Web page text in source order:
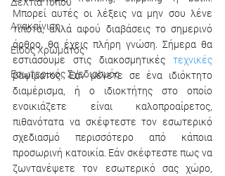
Ανακαίνιση
Είδος Χρώματος
Εσωτερικός Σχεδιασμός
Μπορεί αυτές οι λέξεις να μην σου λένε
τίποτα, αλλά αφού διαβάσεις το σημερινό
άρθρο, θα έχεις πλήρη γνώση. Σήμερα θα
εστιάσουμε στις διακοσμητικές τεχνικές
βαψίματος. Εάν μένετε σε ένα ιδιόκτητο
διαμέρισμα, ή ο ιδιοκτήτης στο οποίο
ενοικιάζετε είναι καλοπροαίρετος,
πιθανότατα να σκέφτεστε τον εσωτερικό
σχεδιασμό περισσότερο από κάποια
προσωρινή κατοικία. Εάν σκέφτεστε πως να
ζωντανέψετε τον εσωτερικό σας χώρο,